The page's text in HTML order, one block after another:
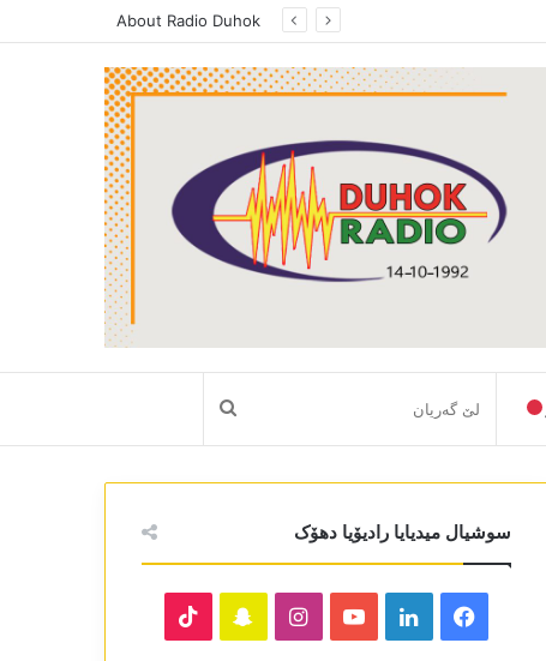
About Radio Duhok
لێ
گەریان
سوشیال میدیایا رادیۆیا دھۆک
Facebook
LinkedIn
YouTube
Instagram
Snapchat